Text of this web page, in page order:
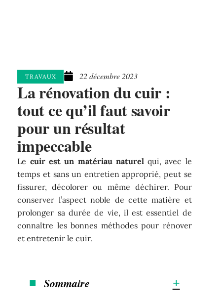
TRAVAUX 22 décembre 2023
La rénovation du cuir :
tout ce qu’il faut savoir
pour un résultat
impeccable
Le cuir est un matériau naturelqui, avec le
temps et sans un entretien approprié, peut se
fissurer, décolorer ou même déchirer. Pour
conserver l’aspect noble de cette matière et
prolonger sa durée de vie, il est essentiel de
connaître les bonnes méthodes pour rénover
et entretenir le cuir.
Sommaire